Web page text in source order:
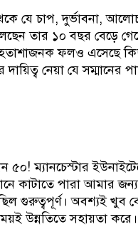
যে চাপ, দুর্ভাবনা,
তার ১০ বছর বেড়ে
ফলও এসেছে
নেয়া যে সম্মানের
ম্যানচেস্টার
কাটাতে পারা আমার জন্য
গুরুত্বপূর্ণ। অবশ্যই খুব
উন্নতিতে সহায়তা